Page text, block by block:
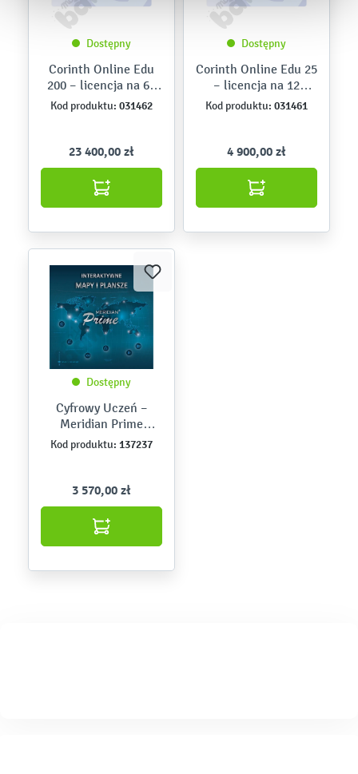
Dostępny
Corinth Online Edu
200 – licencja na 60
miesięcy
Kod produktu: 031462
23 400,00 zł
Dostępny
Corinth Online Edu 25
– licencja na 12
miesięcy
Kod produktu: 031461
4 900,00 zł
Dostępny
Cyfrowy Uczeń –
Meridian Prime
Szkoła –
interaktywne mapy i
Kod produktu: 137237
3 570,00 zł